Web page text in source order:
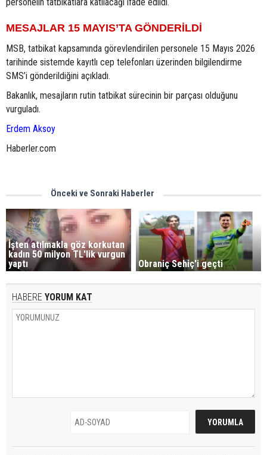
MESAJLAR 15 MAYIS’TA GÖNDERİLDİ
MSB, tatbikat kapsamında görevlendirilen personele 15 Mayıs 2026
tarihinde sistemde kayıtlı cep telefonları üzerinden bilgilendirme
SMS’i gönderildiğini açıkladı.
Bakanlık, mesajların rutin tatbikat sürecinin bir parçası olduğunu
vurguladı.
Erdem Aksoy
Haberler.com
Önceki ve Sonraki Haberler
İşten atılmakla göz korkutan
kadın 50 milyon TL'lik vurgun
yaptı
Obraniç Sehiç'i geçti
HABERE YORUM KAT